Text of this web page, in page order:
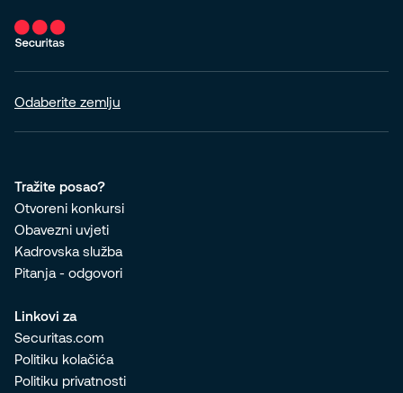
Odaberite zemlju
Tražite posao?
Otvoreni konkursi
Obavezni uvjeti
Kadrovska služba
Pitanja - odgovori
Linkovi za
Securitas.com
Politiku kolačića
Politiku privatnosti